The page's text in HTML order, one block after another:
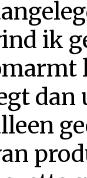
ik
dan